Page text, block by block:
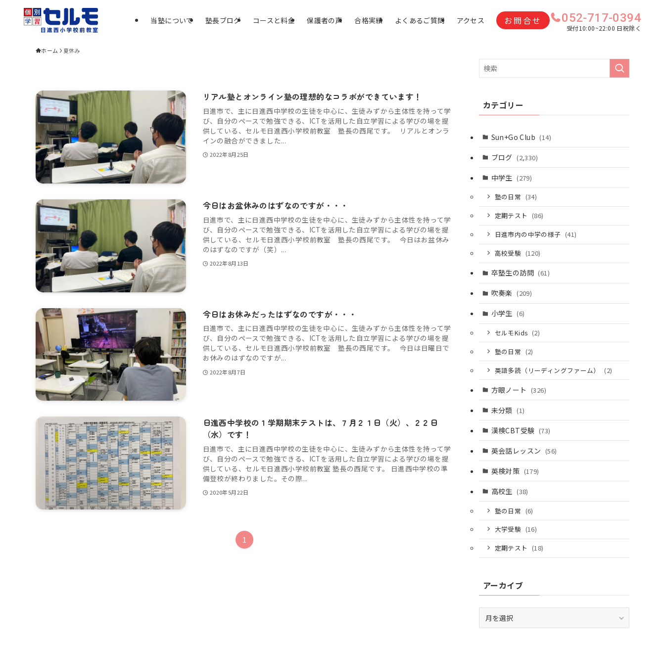
当塾について 塾長ブログ コースと料金 保護者の声 合格実績 よくあるご質問 アクセス お問合せ 052-717-0394
受付10:00~22:00 日祝除く
ホーム 夏休み
リアル塾とオンライン塾の理想的なコラボができています！
日進市で、主に日進西中学校の生徒を中心に、生徒みずから主体性を持って学
び、自分のペースで勉強できる、ICTを活用した自立学習による学びの場を提
供している、セルモ日進西小学校前教室 塾長の西尾です。 リアルとオンラ
インの融合ができました...
2022年8月25日
今日はお盆休みのはずなのですが・・・
日進市で、主に日進西中学校の生徒を中心に、生徒みずから主体性を持って学
び、自分のペースで勉強できる、ICTを活用した自立学習による学びの場を提
供している、セルモ日進西小学校前教室 塾長の西尾です。 今日はお盆休み
のはずなのですが（笑）...
2022年8月13日
今日はお休みだったはずなのですが・・・
日進市で、主に日進西中学校の生徒を中心に、生徒みずから主体性を持って学
び、自分のペースで勉強できる、ICTを活用した自立学習による学びの場を提
供している、セルモ日進西小学校前教室 塾長の西尾です。 今日は日曜日で
お休みのはずなのですが...
2022年8月7日
日進西中学校の１学期期末テストは、７月２１日（火）、２２日
（水）です！
日進市で、主に日進西中学校の生徒を中心に、生徒みずから主体性を持って学
び、自分のペースで勉強できる、ICTを活用した自立学習による学びの場を提
供している、セルモ日進西小学校前教室 塾長の西尾です。 日進西中学校の準
備登校が終わりました。その際...
2020年5月22日
1
カテゴリー
Sun+Go Club (14)
ブログ (2,330)
中学生 (279)
塾の日常 (34)
定期テスト (86)
日進市内の中学の様子 (41)
高校受験 (120)
卒塾生の訪問 (61)
吹奏楽 (209)
小学生 (6)
セルモKids (2)
塾の日常 (2)
英語多読（リーディングファーム）
(2)
方眼ノート (326)
未分類 (1)
漢検CBT受験 (73)
英会話レッスン (56)
英検対策 (179)
高校生 (38)
塾の日常 (6)
大学受験 (16)
定期テスト (18)
アーカイブ
ー